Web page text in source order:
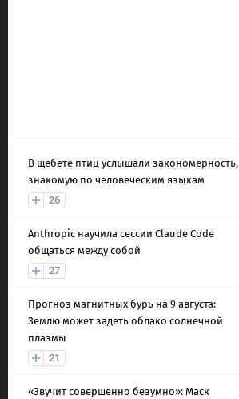
В щебете птиц услышали закономерность,
знакомую по человеческим языкам
26
Anthropic научила сессии Claude Code
общаться между собой
27
Прогноз магнитных бурь на 9 августа:
Землю может задеть облако солнечной
плазмы
21
«Звучит совершенно безумно»: Маск